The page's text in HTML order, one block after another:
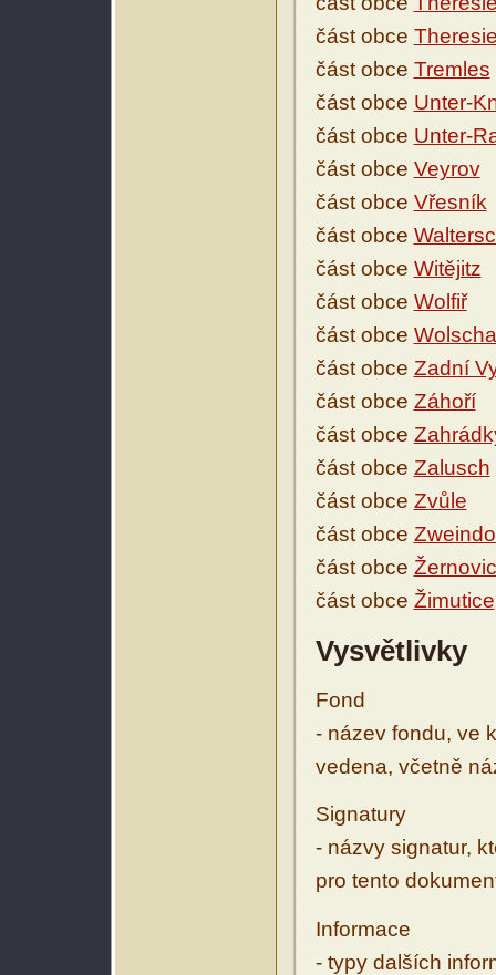
část obce
část obce Tremles
část obce Unter-
část obce Unter-
část obce Veyrov
část obce Vřesník
část obce
část obce Witějitz
část obce Wolfiř
část obce
část obce Zadní
část obce Záhoří
část obce
část obce Zalusch
část obce Zvůle
část obce
část obce
část obce Žimutice
Vysvětlivky
Fond
- název fondu, ve
vedena, včetně
Signatury
- názvy signatur,
pro tento
Informace
- typy dalších